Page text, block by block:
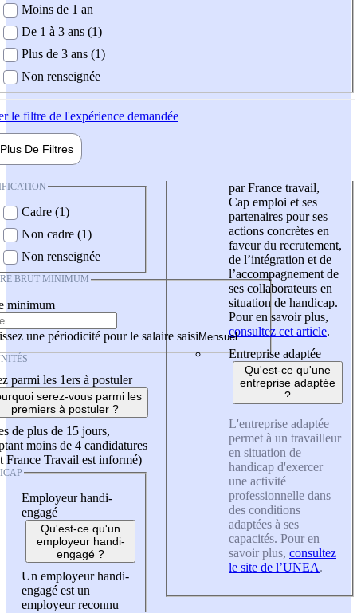
demandée
Moins de 1 an
De 1 à 3 ans (1)
Plus de 3 ans (1)
Non renseignée
le filtre de l'expérience demandée
Plus De Filtres
Cadre (1)
Non cadre (1)
Non renseignée
BRUT MINIMUM
minimum
une périodicité pour le salaire saisi
parmi les 1ers à postuler
serez-vous parmi les
premiers à postuler ?
de plus de 15 jours,
moins de 4 candidatures
France Travail est informé)
Employeur handi-
engagé
Qu'est-ce qu'un
employeur handi-
engagé ?
Un employeur handi-
engagé est un
employeur reconnu
par France travail,
Cap emploi et ses
partenaires pour ses
actions concrètes en
faveur du recrutement,
de l’intégration et de
l’accompagnement de
ses collaborateurs en
situation de handicap.
Pour en savoir plus,
consultez cet article.
Entreprise adaptée
Qu'est-ce qu'une
entreprise adaptée
?
L'entreprise adaptée
permet à un travailleur
en situation de
handicap d'exercer
une activité
professionnelle dans
des conditions
adaptées à ses
capacités. Pour en
savoir plus, consultez
le site de l’UNEA.